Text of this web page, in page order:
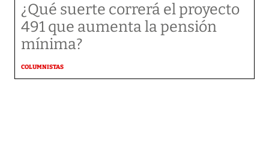
¿Qué suerte correrá el proyecto
491 que aumenta la pensión
mínima?
COLUMNISTAS